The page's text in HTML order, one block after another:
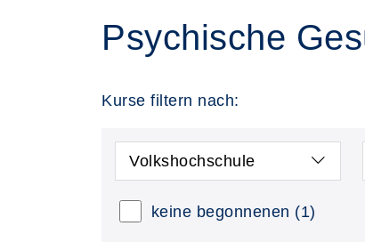
Psychische
Kurse filtern nach:
Volkshochschule
keine begonnenen (1)